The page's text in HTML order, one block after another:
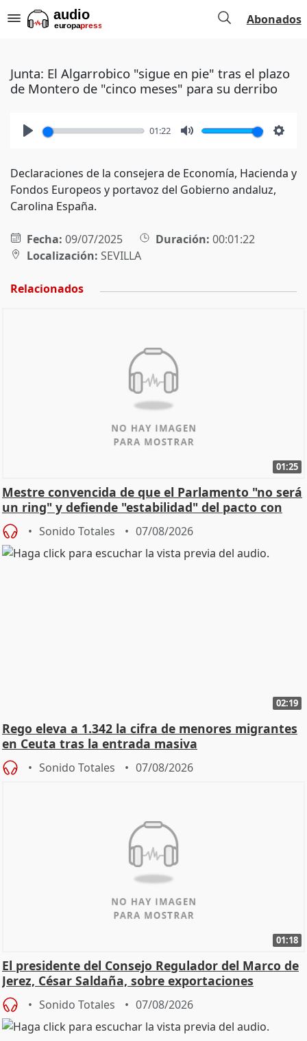
Abonados
Junta: El Algarrobico "sigue en pie" tras el plazo
de Montero de "cinco meses" para su derribo
01:22
Declaraciones de la consejera de Economía, Hacienda y
Fondos Europeos y portavoz del Gobierno andaluz,
Carolina España.
Fecha: 09/07/2025 Duración: 00:01:22
Localización: SEVILLA
Relacionados
01:25
Mestre convencida de que el Parlamento "no será
un ring" y defiende "estabilidad" del pacto con
Vox
Sonido Totales 07/08/2026
02:19
Rego eleva a 1.342 la cifra de menores migrantes
en Ceuta tras la entrada masiva
Sonido Totales 07/08/2026
01:18
El presidente del Consejo Regulador del Marco de
Jerez, César Saldaña, sobre exportaciones
Sonido Totales 07/08/2026